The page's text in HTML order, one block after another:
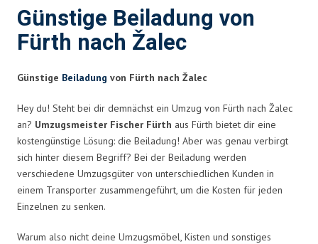
Günstige Beiladung von
Fürth nach Žalec
Günstige Beiladung von Fürth nach Žalec
Hey du! Steht bei dir demnächst ein Umzug von Fürth nach Žalec
an? Umzugsmeister Fischer Fürth aus Fürth bietet dir eine
kostengünstige Lösung: die Beiladung! Aber was genau verbirgt
sich hinter diesem Begriff? Bei der Beiladung werden
verschiedene Umzugsgüter von unterschiedlichen Kunden in
einem Transporter zusammengeführt, um die Kosten für jeden
Einzelnen zu senken.
Warum also nicht deine Umzugsmöbel, Kisten und sonstiges